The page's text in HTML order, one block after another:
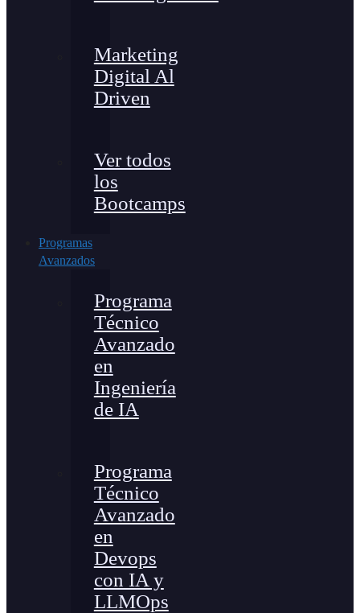
Marketing
Digital Al
Driven
Ver todos
los
Bootcamps
Programas
Avanzados
Programa
Técnico
Avanzado
en
Ingeniería
de IA
Programa
Técnico
Avanzado
en
Devops
con IA y
LLMOps